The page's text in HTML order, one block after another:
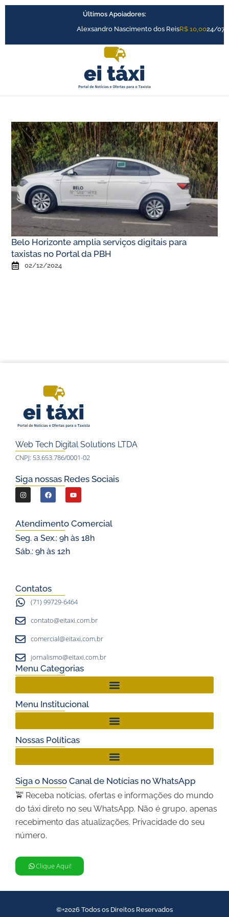
Últimos Apoiadores:
Alexsandro Nascimento dos ReisR$ 10,0024/07
Belo Horizonte amplia serviços digitais para
taxistas no Portal da PBH
02/12/2024
Web Tech Digital Solutions LTDA
CNPJ: 53.653.786/0001-02
Siga nossas Redes Sociais
I
n
s
t
a
g
m
F
a
e
b
o
Y
o
u
u
Atendimento Comercial
Seg. a Sex.: 9h às 18h
Sáb.: 9h às 12h
Contatos
(71) 99729-6464
contato@eitaxi.com.br
comercial@eitaxi.com.br
jornalismo@eitaxi.com.br
Menu Categorias
Menu Institucional
Nossas Políticas
Siga o Nosso Canal de Notícias no WhatsApp
🚖 Receba notícias, ofertas e informações do mundo
do táxi direto no seu WhatsApp. Não é grupo, apenas
recebimento das atualizações. Privacidade do seu
número.
Clique Aqui!
©+2026 Todos os Direitos Reservados